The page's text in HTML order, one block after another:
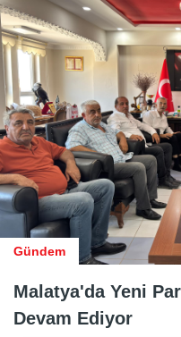
Gündem
Malatya'da Yeni
Devam Ediyor